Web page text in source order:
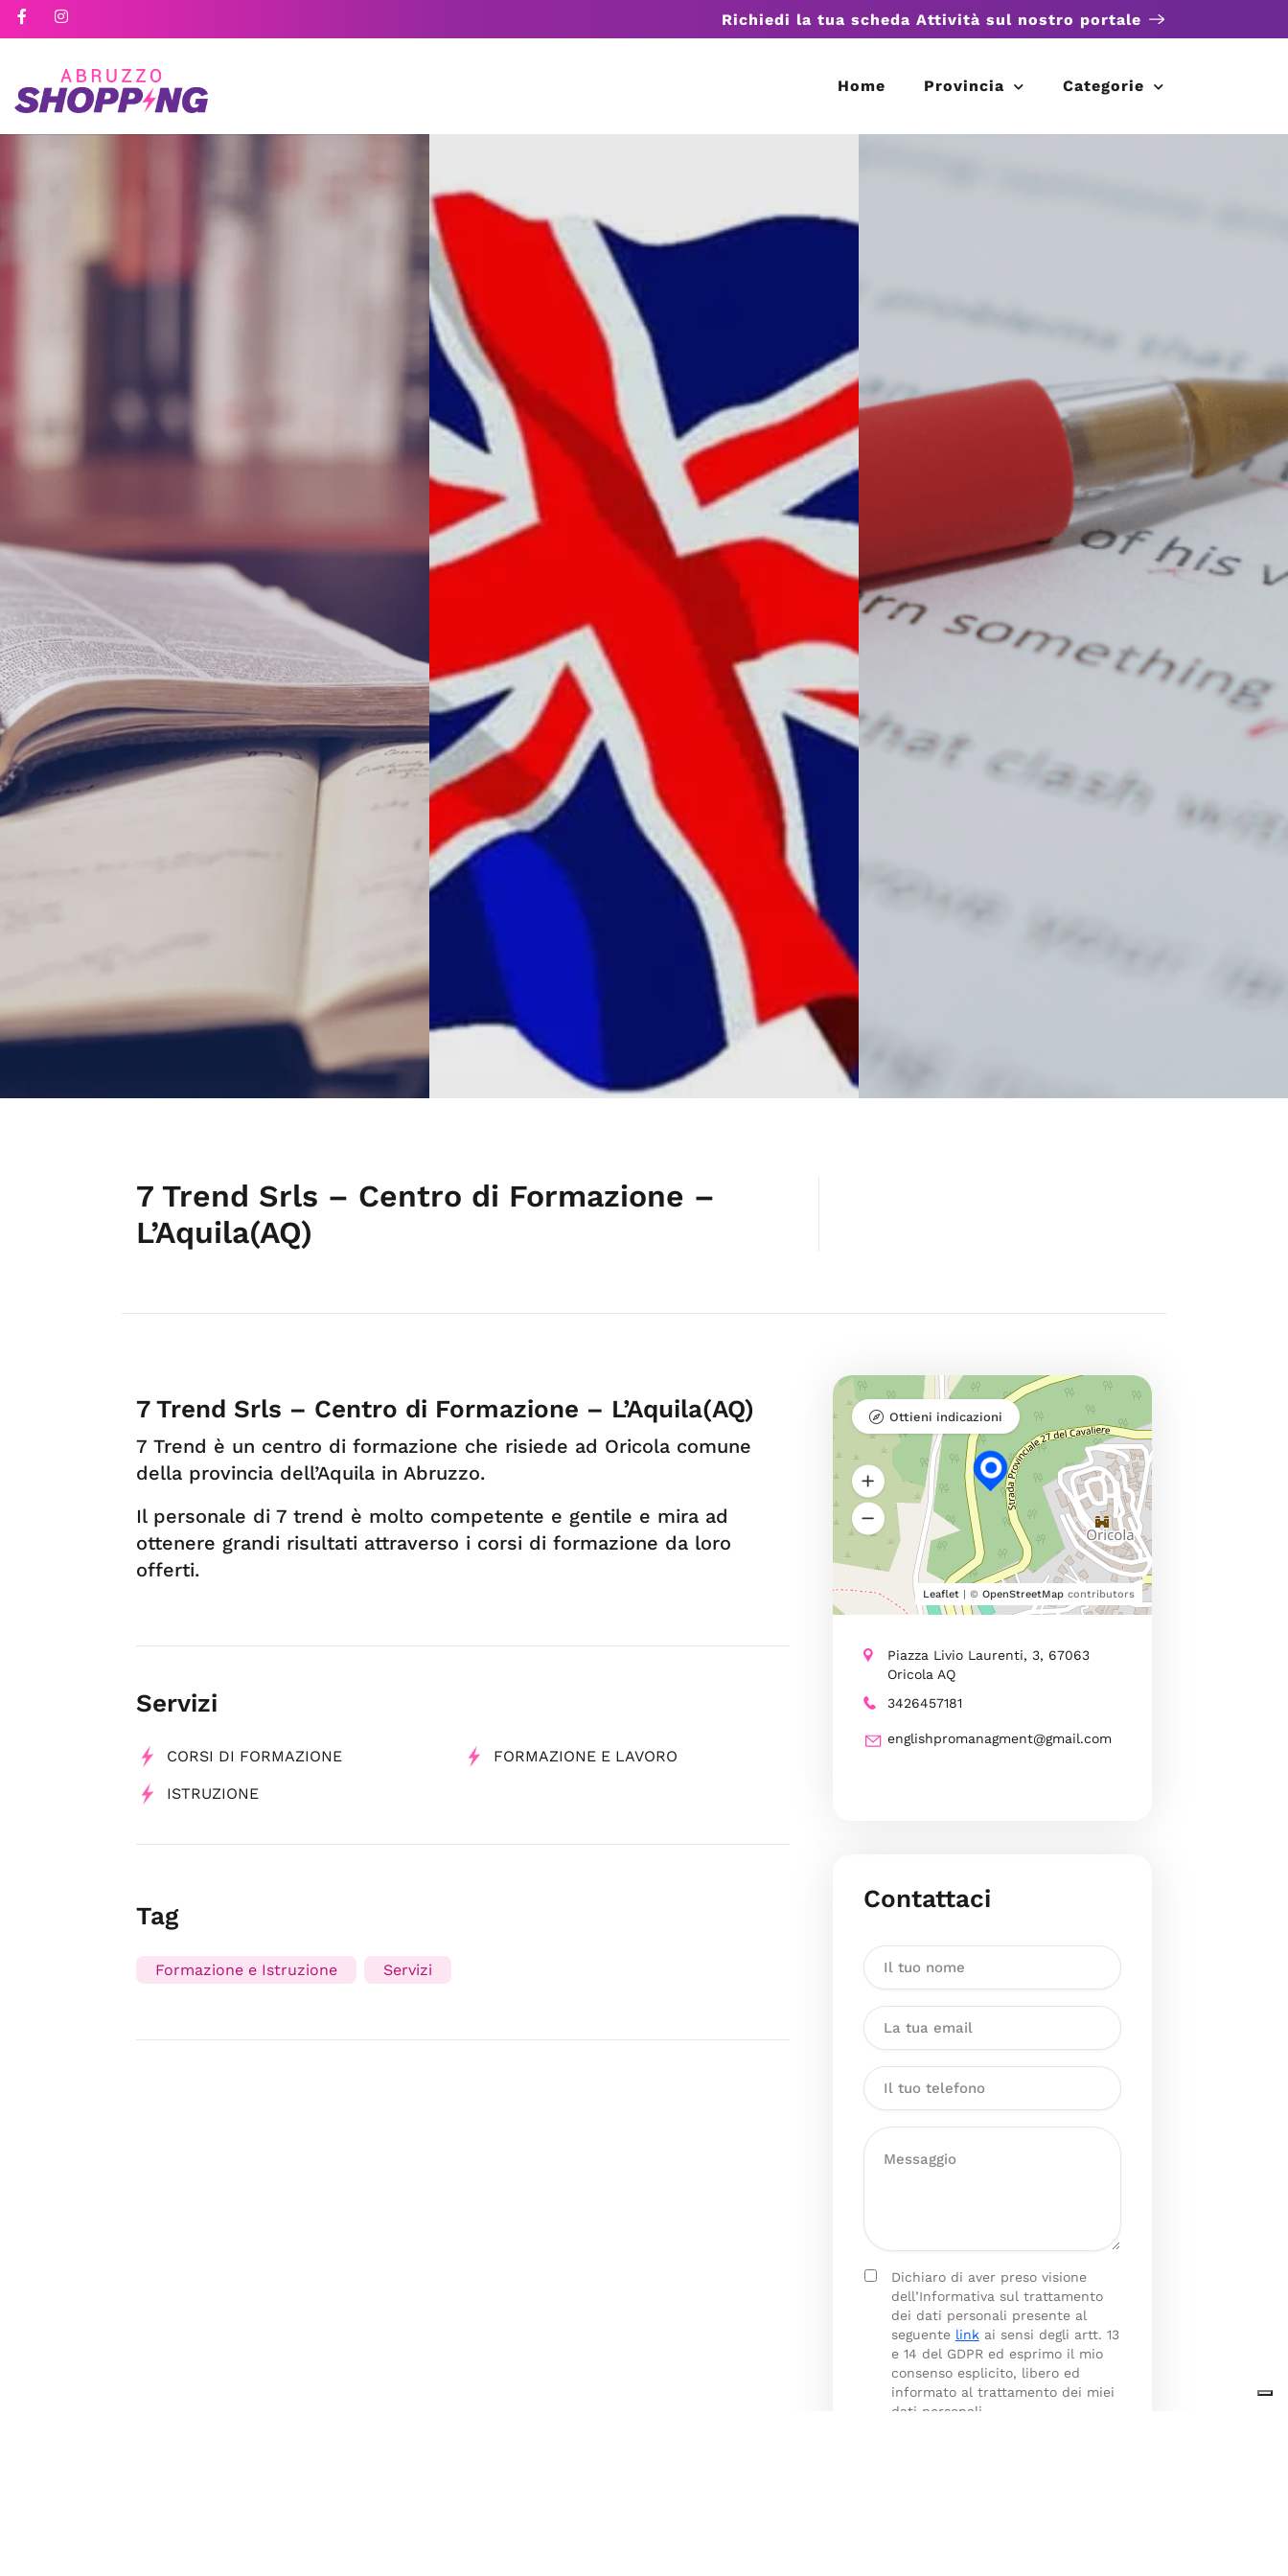
Richiedi la tua scheda Attività sul nostro portale
Home Provincia Categorie
7 Trend Srls – Centro di Formazione –
L’Aquila(AQ)
7 Trend Srls – Centro di Formazione – L’Aquila(AQ)
7 Trend è un centro di formazione che risiede ad Oricola comune
della provincia dell’Aquila in Abruzzo.
Il personale di 7 trend è molto competente e gentile e mira ad
ottenere grandi risultati attraverso i corsi di formazione da loro
offerti.
Servizi
CORSI DI FORMAZIONE FORMAZIONE E LAVORO
ISTRUZIONE
Tag
Formazione e Istruzione Servizi
Leaflet| © OpenStreetMapcontributors
Ottieni indicazioni
Piazza Livio Laurenti, 3, 67063
Oricola AQ
3426457181
englishpromanagment@gmail.com
Contattaci
Dichiaro di aver preso visione
dell’Informativa sul trattamento
dei dati personali presente al
seguente linkai sensi degli artt. 13
e 14 del GDPR ed esprimo il mio
consenso esplicito, libero ed
informato al trattamento dei miei
dati personali.